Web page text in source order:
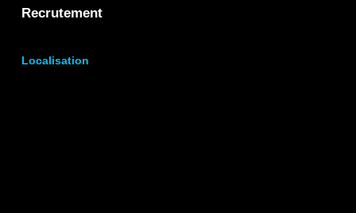
Recrutement
Localisation